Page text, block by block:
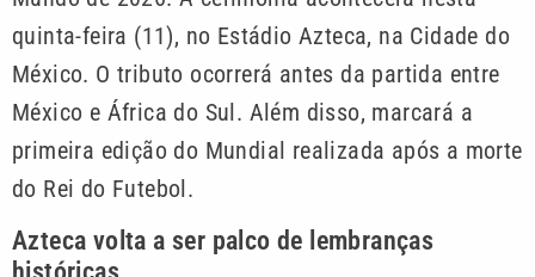
quinta-feira (11), no Estádio Azteca, na Cidade do
México. O tributo ocorrerá antes da partida entre
México e África do Sul. Além disso, marcará a
primeira edição do Mundial realizada após a morte
do Rei do Futebol.
Azteca volta a ser palco de lembranças